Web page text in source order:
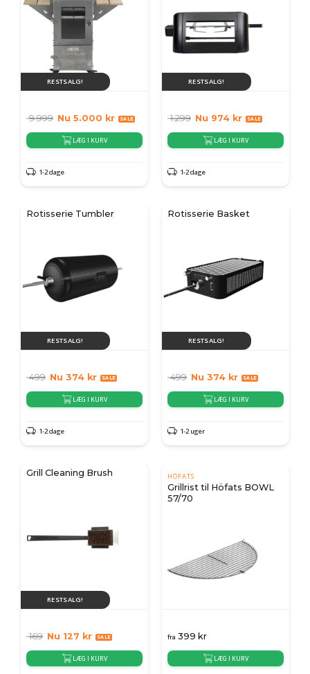
RESTSALG!
9.999 Nu 5.000 kr
LÆG I KURV
1-2 dage
RESTSALG!
1.299 Nu 974 kr
LÆG I KURV
1-2 dage
Rotisserie Tumbler
RESTSALG!
499 Nu 374 kr
LÆG I KURV
1-2 dage
Rotisserie Basket
RESTSALG!
499 Nu 374 kr
LÆG I KURV
1-2 uger
Grill Cleaning Brush
RESTSALG!
169 Nu 127 kr
LÆG I KURV
HÖFATS
Grillrist til Höfats BOWL
57/70
fra 399 kr
LÆG I KURV